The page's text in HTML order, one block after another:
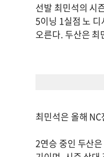
선발 최민석의 시
5이닝 1실점 노
오른다. 두산은
최민석은 올해
2연승 중인 두산